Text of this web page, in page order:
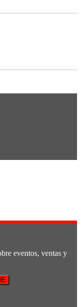
eventos, ventas y